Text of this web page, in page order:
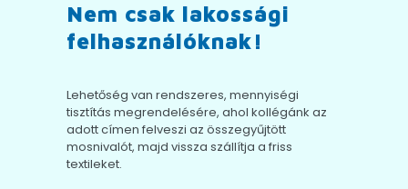
Nem csak lakossági
felhasználóknak!
Lehetőség van rendszeres, mennyiségi
tisztítás megrendelésére, ahol kollégánk az
adott címen felveszi az összegyűjtött
mosnivalót, majd vissza szállítja a friss
textileket.